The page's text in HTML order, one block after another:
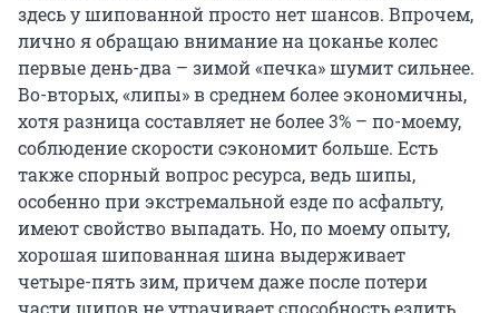
здесь у шипованной просто нет шансов. Впрочем,
лично я обращаю внимание на цоканье колес
первые день-два – зимой «печка» шумит сильнее.
Во-вторых, «липы» в среднем более экономичны,
хотя разница составляет не более 3% – по-моему,
соблюдение скорости сэкономит больше. Есть
также спорный вопрос ресурса, ведь шипы,
особенно при экстремальной езде по асфальту,
имеют свойство выпадать. Но, по моему опыту,
хорошая шипованная шина выдерживает
четыре-пять зим, причем даже после потери
части шипов не утрачивает способность ездить